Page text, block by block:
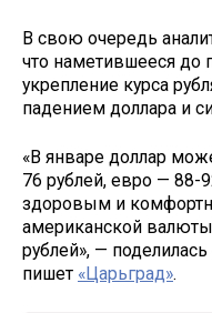
В свою очередь
что наметившееся до
укрепление курса
падением доллара и
«В январе доллар
76 рублей, евро — 88-
здоровым и
американской
рублей», —
пишет «Царьград».